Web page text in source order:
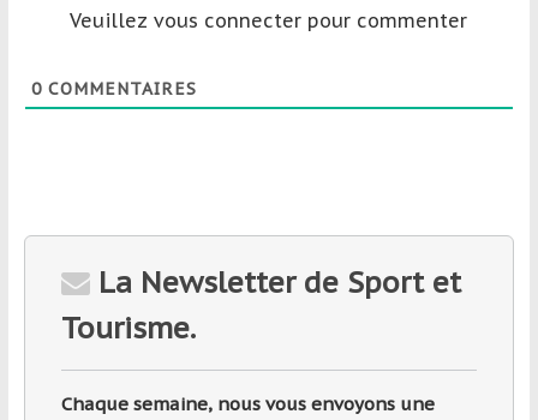
Veuillez vous connecter pour commenter
0COMMENTAIRES
La Newsletter de Sport et
Tourisme.
Chaque semaine, nous vous envoyons une